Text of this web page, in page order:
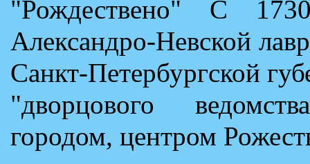
"Рождествено" С
Александро-Невской
Санкт-Петербургской
"дворцового
городом, центром